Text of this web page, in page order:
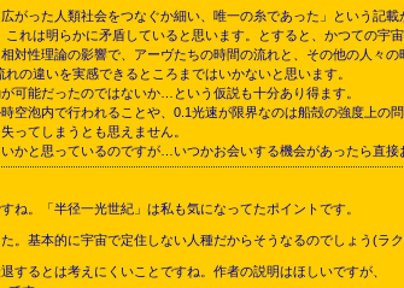
がった人類社会をつなぐか細い、唯一の糸であった」という記
れは明らかに矛盾していると思います。とすると、かつての宇
対性理論の影響で、アーヴたちの時間の流れと、その他の人々
の違いを実感できるところまではいかないと思います。
可能だったのではないか…という仮説も十分あり得ます。
空泡内で行われることや、0.1光速が限界なのは船殻の強度上
ってしまうとも思えません。
かと思っているのですが…いつかお会いする機会があったら直接
。「半径一光世紀」は私も気になってたポイントです。
基本的に宇宙で定住しない人種だからそうなるのでしょう(ラ
るとは考えにくいことですね。作者の説明はほしいですが、